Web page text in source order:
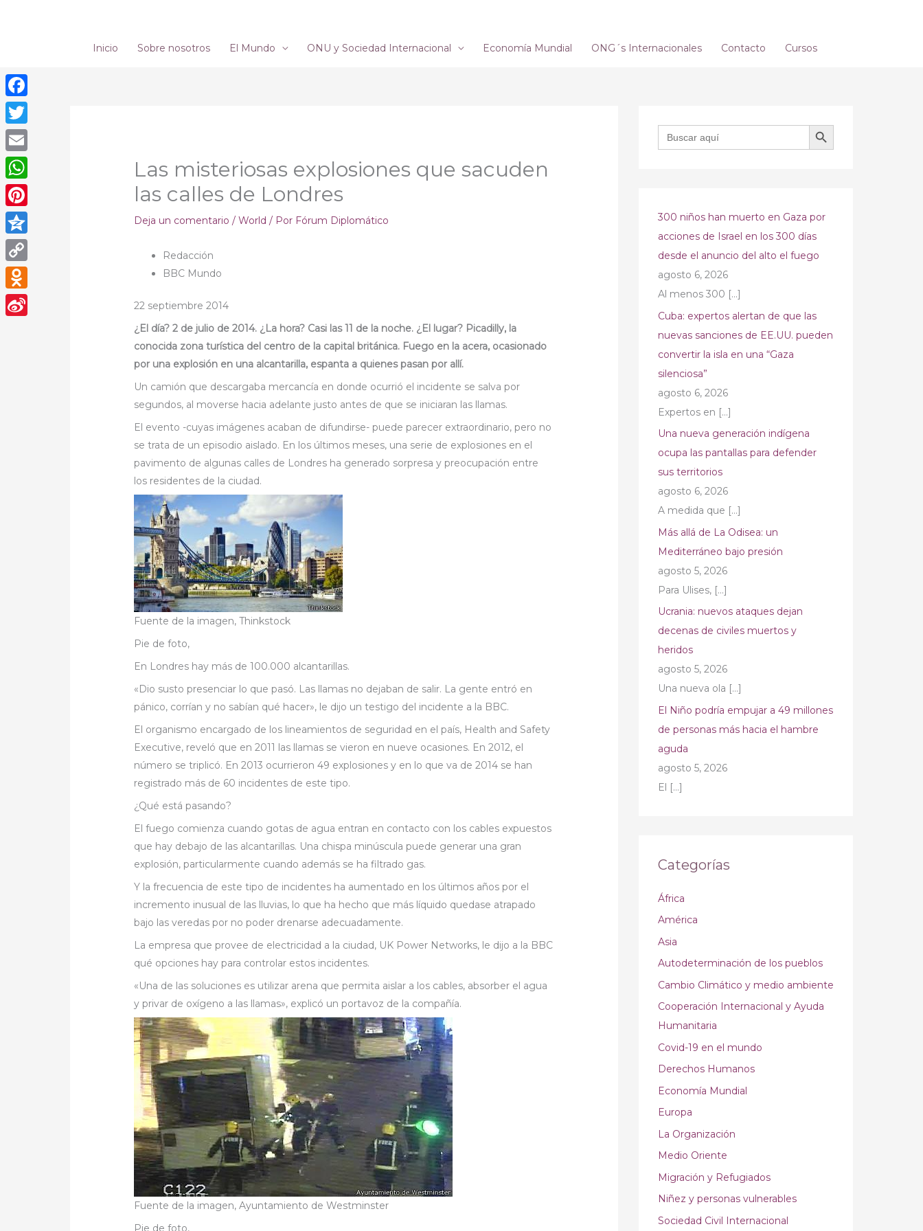
Inicio Sobre nosotros El Mundo ONU y Sociedad Internacional Economía Mundial ONG´s Internacionales Contacto Cursos
Las misteriosas explosiones que sacuden
las calles de Londres
Deja un comentario /World / Por Fórum Diplomático
Redacción
BBC Mundo
22 septiembre 2014
¿El día? 2 de julio de 2014. ¿La hora? Casi las 11 de la noche. ¿El lugar? Picadilly, la
conocida zona turística del centro de la capital británica. Fuego en la acera, ocasionado
por una explosión en una alcantarilla, espanta a quienes pasan por allí.
Un camión que descargaba mercancía en donde ocurrió el incidente se salva por
segundos, al moverse hacia adelante justo antes de que se iniciaran las llamas.
El evento -cuyas imágenes acaban de difundirse- puede parecer extraordinario, pero no
se trata de un episodio aislado. En los últimos meses, una serie de explosiones en el
pavimento de algunas calles de Londres ha generado sorpresa y preocupación entre
los residentes de la ciudad.
Fuente de la imagen,Thinkstock
Pie de foto,
En Londres hay más de 100.000 alcantarillas.
«Dio susto presenciar lo que pasó. Las llamas no dejaban de salir. La gente entró en
pánico, corrían y no sabían qué hacer», le dijo un testigo del incidente a la BBC.
El organismo encargado de los lineamientos de seguridad en el país, Health and Safety
Executive, reveló que en 2011 las llamas se vieron en nueve ocasiones. En 2012, el
número se triplicó. En 2013 ocurrieron 49 explosiones y en lo que va de 2014 se han
registrado más de 60 incidentes de este tipo.
¿Qué está pasando?
El fuego comienza cuando gotas de agua entran en contacto con los cables expuestos
que hay debajo de las alcantarillas. Una chispa minúscula puede generar una gran
explosión, particularmente cuando además se ha filtrado gas.
Y la frecuencia de este tipo de incidentes ha aumentado en los últimos años por el
incremento inusual de las lluvias, lo que ha hecho que más líquido quedase atrapado
bajo las veredas por no poder drenarse adecuadamente.
La empresa que provee de electricidad a la ciudad, UK Power Networks, le dijo a la BBC
qué opciones hay para controlar estos incidentes.
«Una de las soluciones es utilizar arena que permita aislar a los cables, absorber el agua
y privar de oxígeno a las llamas», explicó un portavoz de la compañía.
Fuente de la imagen,Ayuntamiento de Westminster
Pie de foto,
Buscar: BOTÓN DE BÚSQUEDA
300 niños han muerto en Gaza por
acciones de Israel en los 300 días
desde el anuncio del alto el fuego
agosto 6, 2026
Al menos 300 […]
Cuba: expertos alertan de que las
nuevas sanciones de EE.UU. pueden
convertir la isla en una “Gaza
silenciosa”
agosto 6, 2026
Expertos en […]
Una nueva generación indígena
ocupa las pantallas para defender
sus territorios
agosto 6, 2026
A medida que […]
Más allá de La Odisea: un
Mediterráneo bajo presión
agosto 5, 2026
Para Ulises, […]
Ucrania: nuevos ataques dejan
decenas de civiles muertos y
heridos
agosto 5, 2026
Una nueva ola […]
El Niño podría empujar a 49 millones
de personas más hacia el hambre
aguda
agosto 5, 2026
El […]
Categorías
África
América
Asia
Autodeterminación de los pueblos
Cambio Climático y medio ambiente
Cooperación Internacional y Ayuda
Humanitaria
Covid-19 en el mundo
Derechos Humanos
Economía Mundial
Europa
La Organización
Medio Oriente
Migración y Refugiados
Niñez y personas vulnerables
Sociedad Civil Internacional
Facebook
Twitter
Email
WhatsApp
Pinterest
Qzone
Copy
Link
Odnoklassniki